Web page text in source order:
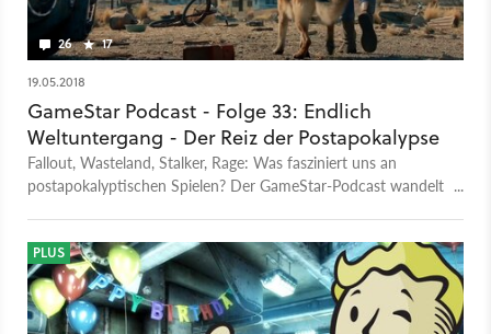
26 17
19.05.2018
GameStar Podcast - Folge 33: Endlich
Weltuntergang - Der Reiz der Postapokalypse
Fallout, Wasteland, Stalker, Rage: Was fasziniert uns an
postapokalyptischen Spielen? Der GameStar-Podcast wandelt
PLUS